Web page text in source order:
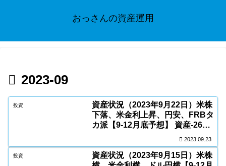
おっさんの資産運用
2023-09
投資
資産状況（2023年9月22日）米株
下落、米金利上昇、円安、FRBタ
カ派【9-12月底予想】 資産-26万
2023.09.23
投資
資産状況（2023年9月15日）米株